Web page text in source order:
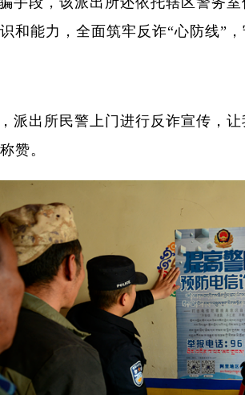
和能力，全面筑牢反诈“心防线”，
派出所民警上门进行反诈宣传，
赞。